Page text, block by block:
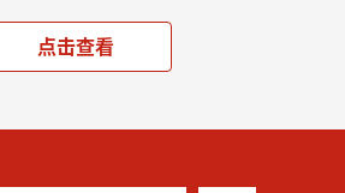
点击查看